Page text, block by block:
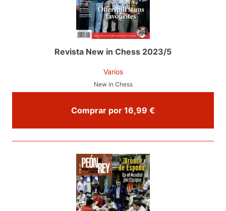
Revista New in Chess 2023/5
Varios
New in Chess
Comprar por 16,99 €